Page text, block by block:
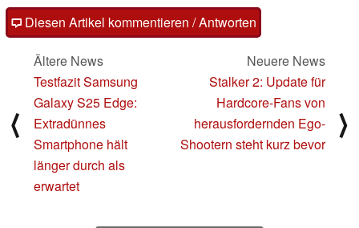
Diesen Artikel kommentieren / Antworten
⟨
Ältere News
Testfazit Samsung
Galaxy S25 Edge:
Extradünnes
Smartphone hält
länger durch als
erwartet
Neuere News
Stalker 2: Update für
Hardcore-Fans von
herausfordernden Ego-
Shootern steht kurz bevor
⟩